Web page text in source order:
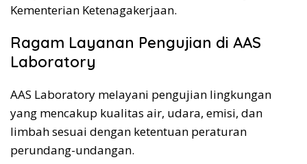
Kementerian Ketenagakerjaan.
Ragam Layanan Pengujian di AAS
Laboratory
AAS Laboratory melayani pengujian lingkungan
yang mencakup kualitas air, udara, emisi, dan
limbah sesuai dengan ketentuan peraturan
perundang-undangan.